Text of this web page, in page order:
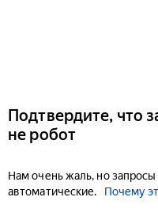
Подтвердите, что
не робот
Нам очень жаль, но
автоматические.
Почему